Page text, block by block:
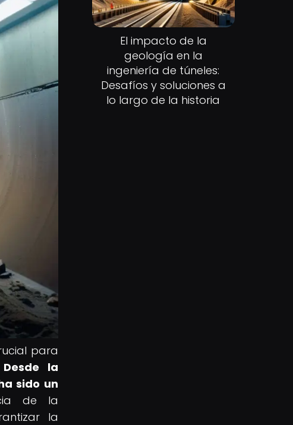
para
Desde la
sido un
de la
la
El impacto de la
geología en la
ingeniería de túneles:
Desafíos y soluciones a
lo largo de la historia